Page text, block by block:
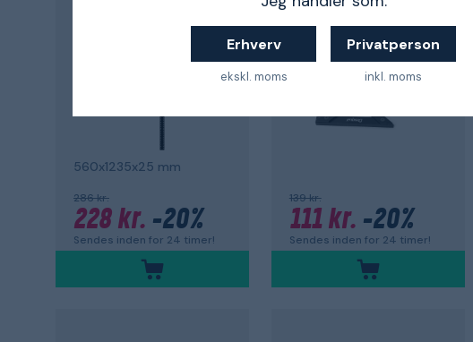
Erhverv
ekskl. moms
Privatperson
inkl. moms
560x1235x25 mm
286 kr.
228 kr. -20%
Sendes inden for 24 timer!
513899
139 kr.
111 kr.-20%
Sendes inden for 24 timer!